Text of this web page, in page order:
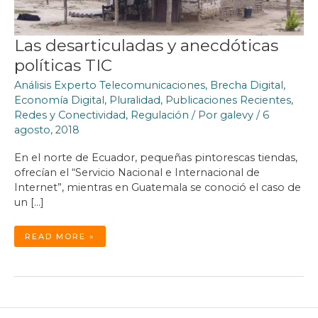
Las desarticuladas y anecdóticas
políticas TIC
Análisis Experto Telecomunicaciones, Brecha Digital ,
Economía Digital , Pluralidad, Publicaciones Recientes,
Redes y Conectividad, Regulación / Por galevy / 6
agosto, 2018
En el norte de Ecuador, pequeñas pintorescas tiendas,
ofrecían el “Servicio Nacional e Internacional de
Internet”, mientras en Guatemala se conoció el caso de
un […]
LAS
DESARTICULADAS
Y
READ MORE »